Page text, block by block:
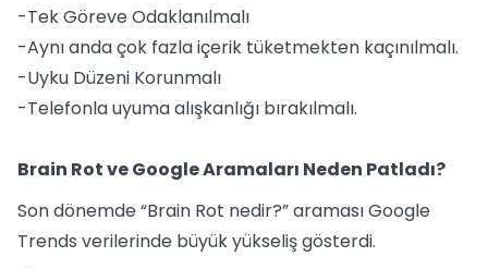
-Tek Göreve Odaklanılmalı
-Aynı anda çok fazla içerik tüketmekten kaçınılmalı.
-Uyku Düzeni Korunmalı
-Telefonla uyuma alışkanlığı bırakılmalı.
Brain Rot ve Google Aramaları Neden Patladı?
Son dönemde “Brain Rot nedir?” araması Google
Trends verilerinde büyük yükseliş gösterdi.